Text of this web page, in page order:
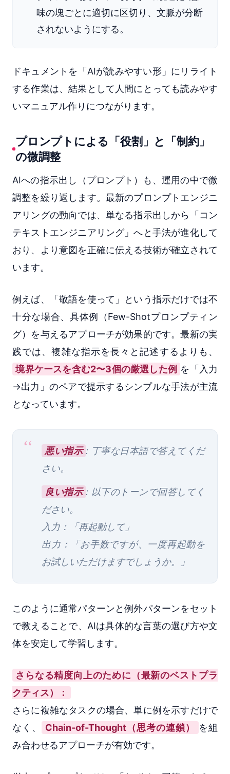
味の塊ごとに適切に区切り、文脈が分断
されないようにする。
ドキュメントを「AIが読みやすい形」にリライト
する作業は、結果として人間にとっても読みやす
いマニュアル作りにつながります。
プロンプトによる「役割」と「制約」
の微調整
AIへの指示出し（プロンプト）も、運用の中で微
調整を繰り返します。最新のプロンプトエンジニ
アリングの動向では、単なる指示出しから「コン
テキストエンジニアリング」へと手法が進化して
おり、より意図を正確に伝える技術が確立されて
います。
例えば、「敬語を使って」という指示だけでは不
十分な場合、具体例（Few-Shotプロンプティン
グ）を与えるアプローチが効果的です。最新の実
践では、複雑な指示を長々と記述するよりも、
境界ケースを含む2〜3個の厳選した例 を「入力
→出力」のペアで提示するシンプルな手法が主流
となっています。
悪い指示 : 丁寧な日本語で答えてくだ
さい。
良い指示 : 以下のトーンで回答してく
ださい。
入力：「再起動して」
出力：「お手数ですが、一度再起動を
お試しいただけますでしょうか。」
このように通常パターンと例外パターンをセット
で教えることで、AIは具体的な言葉の選び方や文
体を安定して学習します。
さらなる精度向上のために（最新のベストプラ
クティス）：
さらに複雑なタスクの場合、単に例を示すだけで
なく、
Chain-of-Thought（思考の連鎖）
を組
み合わせるアプローチが有効です。